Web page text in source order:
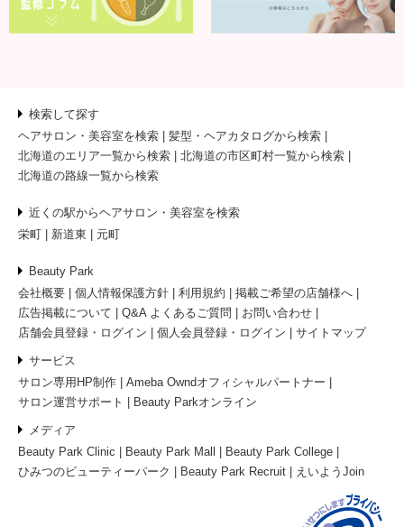
検索して探す
ヘアサロン・美容室を検索
髪型・ヘアカタログから検索
北海道のエリア一覧から検索
北海道の市区町村一覧から検索
北海道の路線一覧から検索
近くの駅からヘアサロン・美容室を検索
栄町
新道東 元町
Beauty Park
会社概要
個人情報保護方針 利用規約
掲載ご希望の店舗様へ
広告掲載について
Q&A よくあるご質問
お問い合わせ
店舗会員登録・ログイン
個人会員登録・ログイン サイトマップ
サービス
サロン専用HP制作
Ameba Owndオフィシャルパートナー
サロン運営サポート
Beauty Parkオンライン
メディア
Beauty Park Clinic
Beauty Park Mall
Beauty Park College
ひみつのビューティーパーク
Beauty Park Recruit えいようJoin